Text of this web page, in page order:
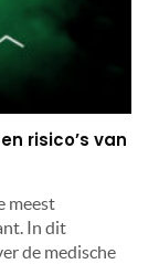
risico’s van
meest
In dit
de medische